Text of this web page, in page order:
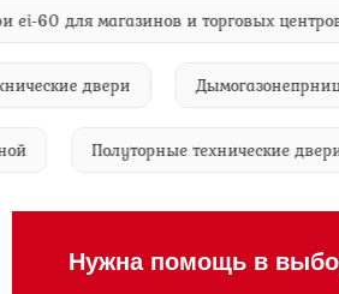
ei-60 для магазинов и торговых
двери
Полуторные технические
Нужна помощь в